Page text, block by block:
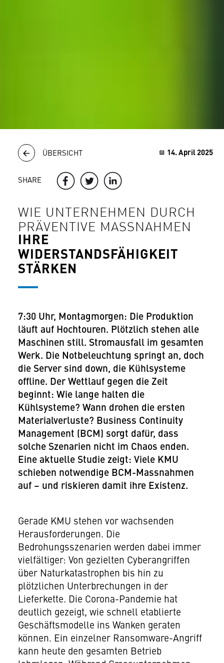
ÜBERSICHT
SHARE
14. April 2025
WIE UNTERNEHMEN DURCH
PRÄVENTIVE MASSNAHMEN
IHRE
WIDERSTANDSFÄHIGKEIT
STÄRKEN
7:30 Uhr, Montagmorgen: Die Produktion
läuft auf Hochtouren. Plötzlich stehen alle
Maschinen still. Stromausfall im gesamten
Werk. Die Notbeleuchtung springt an, doch
die Server sind down, die Kühlsysteme
offline. Der Wettlauf gegen die Zeit
beginnt: Wie lange halten die
Kühlsysteme? Wann drohen die ersten
Materialverluste? Business Continuity
Management (BCM) sorgt dafür, dass
solche Szenarien nicht im Chaos enden.
Eine aktuelle Studie zeigt: Viele KMU
schieben notwendige BCM-Massnahmen
auf – und riskieren damit ihre Existenz.
Gerade KMU stehen vor wachsenden
Herausforderungen. Die
Bedrohungsszenarien werden dabei immer
vielfältiger: Von gezielten Cyberangriffen
über Naturkatastrophen bis hin zu
plötzlichen Unterbrechungen in der
Lieferkette. Die Corona-Pandemie hat
deutlich gezeigt, wie schnell etablierte
Geschäftsmodelle ins Wanken geraten
können. Ein einzelner Ransomware-Angriff
kann heute den gesamten Betrieb